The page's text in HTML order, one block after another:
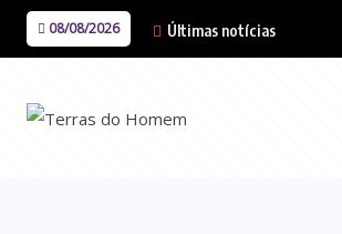
08/08/2026 Últimas notícias